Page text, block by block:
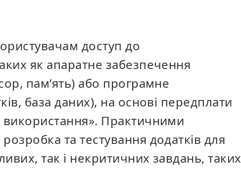
доступ до
як апаратне забезпечення
пам’ять) або програмне
база даних), на основі передплати
Практичними
та тестування додатків для
так і некритичних завдань, таких